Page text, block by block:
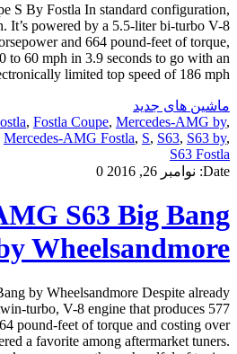
S By Fostla In standard configuration,
It’s powered by a 5.5-liter bi-turbo V-8
and 664 pound-feet of torque,
to 60 mph in 3.9 seconds to go with an
limited top speed of 186 mph. […]
ماشین های جدید
, Fostla Coupe, Mercedes-AMG by,
Mercedes-AMG Fostla, S, S63, S63 by,
S63 Fostla
Date: نوامبر 26, 2016 0
S63 Big Bang
Wheelsandmore
by Wheelsandmore Despite already
turbo, V-8 engine that produces 577
pound-feet of torque and costing over
a favorite among aftermarket tuners.